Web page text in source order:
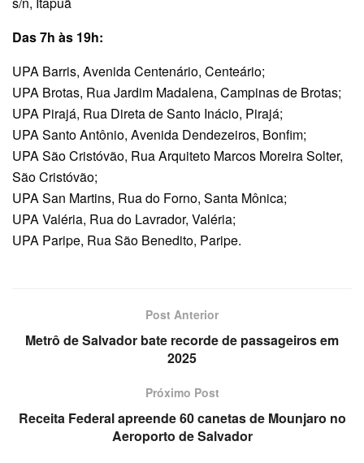
Das 7h às 19h:
UPA Barris, Avenida Centenário, Centeário;
UPA Brotas, Rua Jardim Madalena, Campinas de Brotas;
UPA Pirajá, Rua Direta de Santo Inácio, Pirajá;
UPA Santo Antônio, Avenida Dendezeiros, Bonfim;
UPA São Cristóvão, Rua Arquiteto Marcos Moreira Solter,
São Cristóvão;
UPA San Martins, Rua do Forno, Santa Mônica;
UPA Valéria, Rua do Lavrador, Valéria;
UPA Paripe, Rua São Benedito, Paripe.
Post Anterior
Metrô de Salvador bate recorde de passageiros em
2025
Próximo Post
Receita Federal apreende 60 canetas de Mounjaro no
Aeroporto de Salvador